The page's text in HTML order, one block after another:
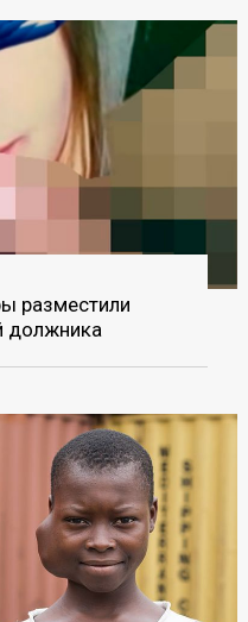
разместили
должника